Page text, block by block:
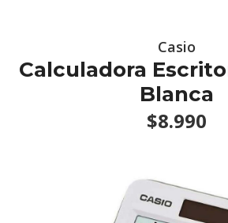
Casio
Calculadora
Blanca
$8.990